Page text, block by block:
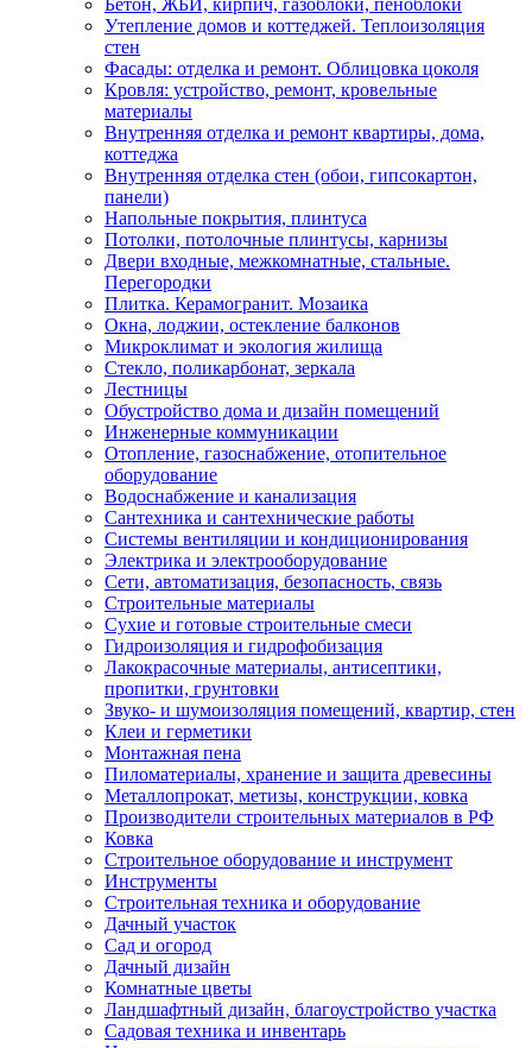
Утепление домов и коттеджей. Теплоизоляция
стен
Фасады: отделка и ремонт. Облицовка цоколя
Кровля: устройство, ремонт, кровельные
материалы
Внутренняя отделка и ремонт квартиры, дома,
коттеджа
Внутренняя отделка стен (обои, гипсокартон,
панели)
Напольные покрытия, плинтуса
Потолки, потолочные плинтусы, карнизы
Двери входные, межкомнатные, стальные.
Перегородки
Плитка. Керамогранит. Мозаика
Окна, лоджии, остекление балконов
Микроклимат и экология жилища
Стекло, поликарбонат, зеркала
Лестницы
Обустройство дома и дизайн помещений
Инженерные коммуникации
Отопление, газоснабжение, отопительное
оборудование
Водоснабжение и канализация
Сантехника и сантехнические работы
Системы вентиляции и кондиционирования
Электрика и электрооборудование
Сети, автоматизация, безопасность, связь
Строительные материалы
Сухие и готовые строительные смеси
Гидроизоляция и гидрофобизация
Лакокрасочные материалы, антисептики,
пропитки, грунтовки
Звуко- и шумоизоляция помещений, квартир, стен
Клеи и герметики
Монтажная пена
Пиломатериалы, хранение и защита древесины
Металлопрокат, метизы, конструкции, ковка
Производители строительных материалов в РФ
Ковка
Строительное оборудование и инструмент
Инструменты
Строительная техника и оборудование
Дачный участок
Сад и огород
Дачный дизайн
Комнатные цветы
Ландшафтный дизайн, благоустройство участка
Садовая техника и инвентарь